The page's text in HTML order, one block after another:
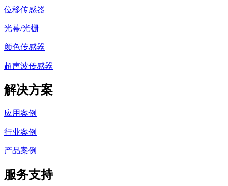
位移传感器
光幕/光栅
颜色传感器
超声波传感器
解决方案
应用案例
行业案例
产品案例
服务支持